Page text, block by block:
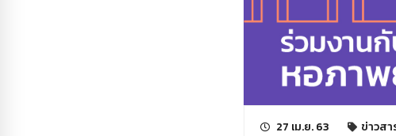
27 เม.ย. 63 ข่าวสา